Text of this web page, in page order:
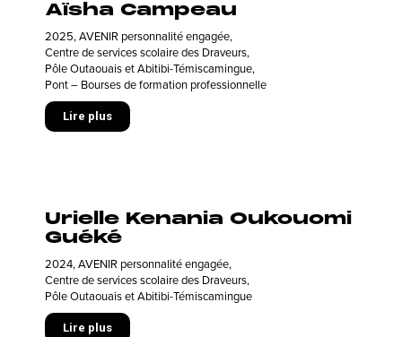
Aïsha Campeau
2025,AVENIR personnalité engagée,
Centre de services scolaire des Draveurs,
Pôle Outaouais et Abitibi-Témiscamingue,
Pont – Bourses de formation professionnelle
Lire plus
Urielle Kenania Oukouomi
Guéké
2024,AVENIR personnalité engagée,
Centre de services scolaire des Draveurs,
Pôle Outaouais et Abitibi-Témiscamingue
Lire plus